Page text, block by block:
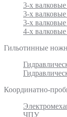
3-х
3-х
3-х
4-х
Гильотинные
Координатно-
ЧПУ